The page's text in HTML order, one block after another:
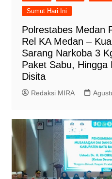
Sumut Hari Ini
Polrestabes Medan
Rel KA Medan –
Sarang Narkoba 3
Paket Sabu, Hingga
Disita
Redaksi MIRA